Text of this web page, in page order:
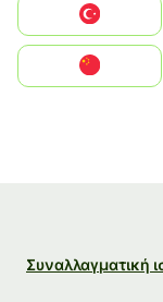
United States
中國香港特別行政區
Συναλλαγματική